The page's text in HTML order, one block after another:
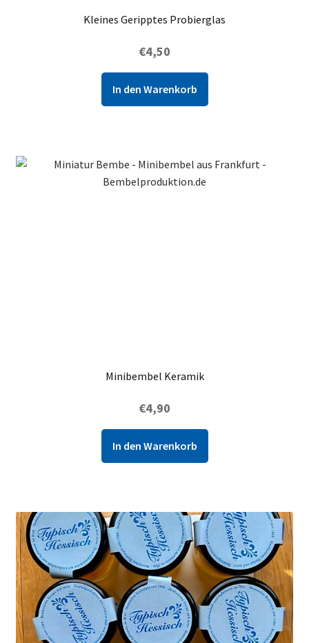
Kleines Geripptes Probierglas
€4,50
In den Warenkorb
Minibembel Keramik
€4,90
In den Warenkorb